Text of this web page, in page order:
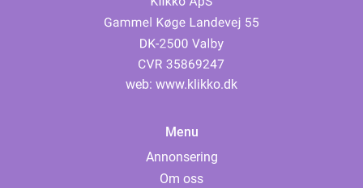
web: www.klikko.dk
Menu
Annonsering
Om oss